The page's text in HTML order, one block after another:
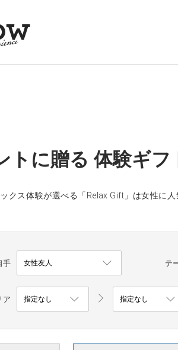
トに贈る 体験ギフ
クス体験が選べる「Relax Gift」は女性に
手 テ
ア